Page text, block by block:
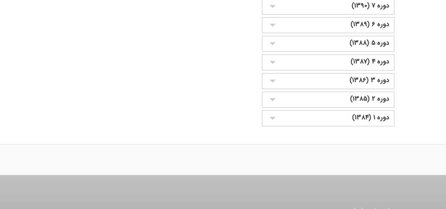
دوره 7 (1390)
دوره 6 (1389)
دوره 5 (1388)
دوره 4 (1387)
دوره 3 (1386)
دوره 2 (1385)
دوره 1 (1384)